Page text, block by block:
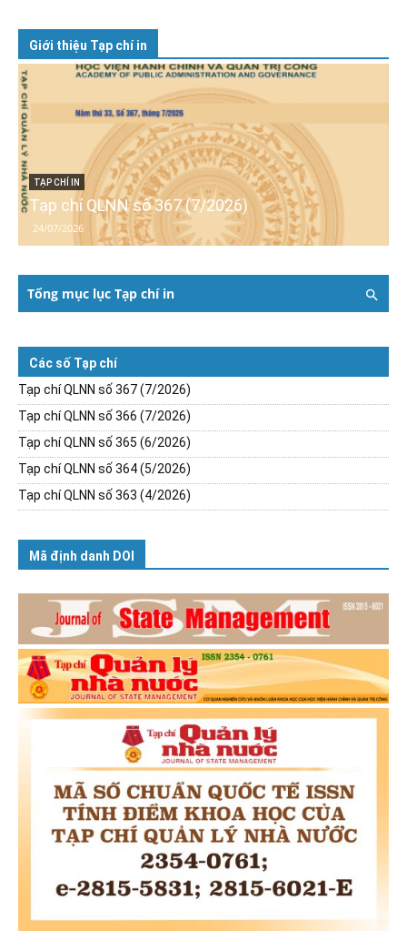
Giới thiệu Tạp chí in
TẠP CHÍ IN
Tạp chí QLNN số 367 (7/2026)
24/07/2026
Tổng mục lục Tạp chí in
Các số Tạp chí
Tạp chí QLNN số 367 (7/2026)
Tạp chí QLNN số 366 (7/2026)
Tạp chí QLNN số 365 (6/2026)
Tạp chí QLNN số 364 (5/2026)
Tạp chí QLNN số 363 (4/2026)
Mã định danh DOI